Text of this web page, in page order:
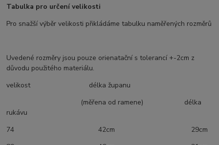
Tabulka pro určení velikosti
Pro snažší výběr velikosti přikládáme tabulku naměřených rozměrů
Uvedené rozměry jsou pouze orienatační s tolerancí +-2cm z
důvodu použitého materiálu.
velikost délka županu
(měřena od ramene) délka
rukávu
74 42cm 29cm